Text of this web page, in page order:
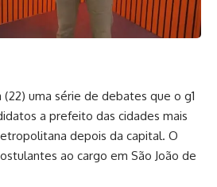
uma série de debates que o g1
a prefeito das cidades mais
depois da capital. O
ao cargo em São João de